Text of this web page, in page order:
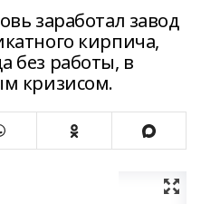
заработал завод
кирпича,
без работы, в
кризисом.